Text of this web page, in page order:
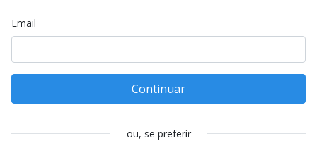
Email
Continuar
ou, se preferir